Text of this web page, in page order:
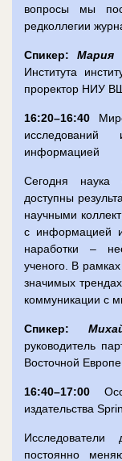
вопросы мы
редколлегии
Спикер: Мария
Института
проректор НИУ
16:20–16:40
информацией
Сегодня наука
доступны
научными
с информацией и
наработки –
ученого. В
значимых
коммуникации с
Спикер:
руководитель
Восточной
16:40–17:00
издательства
постоянно